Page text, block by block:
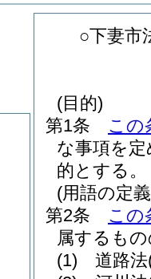
○下妻市
(目的)
第1条
この
な事項を
的とする。
(用語の定
第2条
この
属するも
(1)
道路法